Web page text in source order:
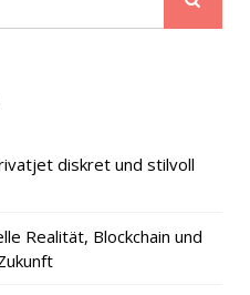
diskret und stilvoll
Realität, Blockchain und